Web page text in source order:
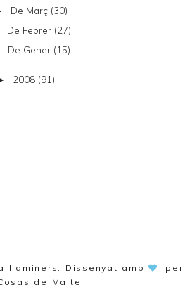
De Març (30)
De Febrer (27)
De Gener (15)
2008 (91)
llaminers . Dissenyat amb
per
de Maite